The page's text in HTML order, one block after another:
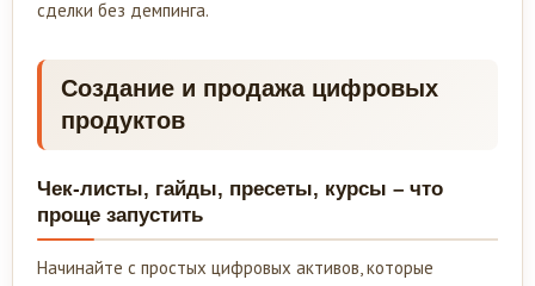
сделки без демпинга.
Создание и продажа цифровых
продуктов
Чек-листы, гайды, пресеты, курсы – что
проще запустить
Начинайте с простых цифровых активов, которые